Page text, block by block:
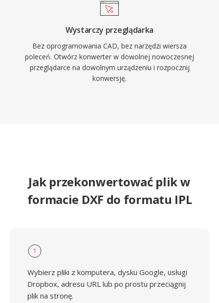
Wystarczy przeglądarka
Bez oprogramowania CAD, bez narzędzi wiersza
poleceń. Otwórz konwerter w dowolnej nowoczesnej
przeglądarce na dowolnym urządzeniu i rozpocznij
konwersję.
Jak przekonwertować plik w
formacie DXF do formatu IPL
1
Wybierz pliki z komputera, dysku Google, usługi
Dropbox, adresu URL lub po prostu przeciągnij
plik na stronę.